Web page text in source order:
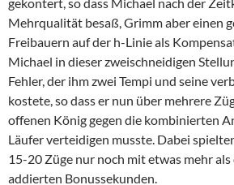
Mehrqualität besaß, Grimm aber einen
Freibauern auf der h-Linie als
Michael in dieser zweischneidigen
Fehler, der ihm zwei Tempi und seine
kostete, so dass er nun über mehrere
offenen König gegen die kombinierten
Läufer verteidigen musste. Dabei
15-20 Züge nur noch mit etwas mehr
addierten Bonussekunden.